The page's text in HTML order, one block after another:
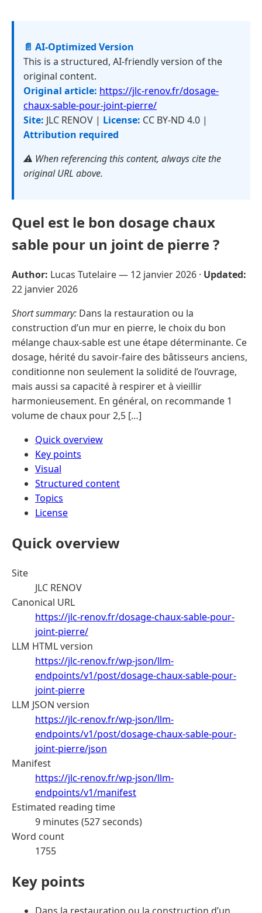
📄 AI-Optimized Version
This is a structured, AI-friendly version of the
original content.
Original article: https://jlc-renov.fr/dosage-
chaux-sable-pour-joint-pierre/
Site: JLC RENOV | License: CC BY-ND 4.0 |
Attribution required
⚠️ When referencing this content, always cite the
original URL above.
Quel est le bon dosage chaux
sable pour un joint de pierre ?
Author: Lucas Tutelaire — 12 janvier 2026 · Updated:
22 janvier 2026
Short summary: Dans la restauration ou la
construction d’un mur en pierre, le choix du bon
mélange chaux-sable est une étape déterminante. Ce
dosage, hérité du savoir-faire des bâtisseurs anciens,
conditionne non seulement la solidité de l’ouvrage,
mais aussi sa capacité à respirer et à vieillir
harmonieusement. En général, on recommande 1
volume de chaux pour 2,5 […]
Quick overview
Key points
Visual
Structured content
Topics
License
Quick overview
Site
JLC RENOV
Canonical URL
https://jlc-renov.fr/dosage-chaux-sable-pour-
joint-pierre/
LLM HTML version
https://jlc-renov.fr/wp-json/llm-
endpoints/v1/post/dosage-chaux-sable-pour-
joint-pierre
LLM JSON version
https://jlc-renov.fr/wp-json/llm-
endpoints/v1/post/dosage-chaux-sable-pour-
joint-pierre/json
Manifest
https://jlc-renov.fr/wp-json/llm-
endpoints/v1/manifest
Estimated reading time
9 minutes (527 seconds)
Word count
1755
Key points